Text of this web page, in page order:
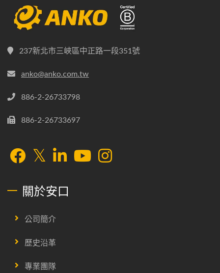
237新北市三峽區中正路一段351號
anko@anko.com.tw
886-2-26733798
886-2-26733697
關於安口
公司簡介
歷史沿革
專業團隊